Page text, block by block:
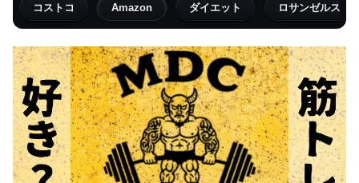
コストコ Amazon ダイエット ロサンゼルス